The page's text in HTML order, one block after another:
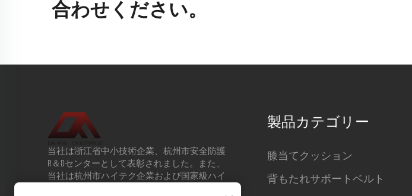
合わせください。
当社は浙江省中小技術企業、杭州市安全防護
R＆Dセンターとして表彰されました。また、
当社は杭州市ハイテク企業および国家級ハイ
製品カテゴリー
膝当てクッション
背もたれサポートベルト